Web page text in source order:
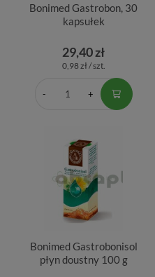
Bonimed Gastrobon, 30
kapsułek
29,40 zł
0,98 zł / szt.
Bonimed Gastrobonisol
płyn doustny 100 g